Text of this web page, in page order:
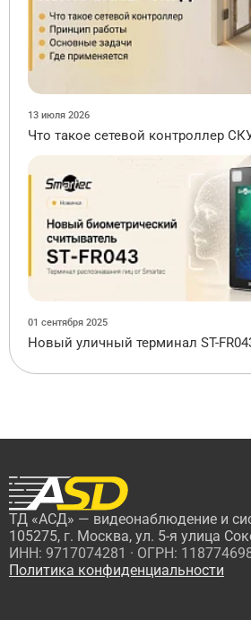
13 июля 2026
Что такое сетевой контроллер
01 сентября 2025
Новый уличный терминал ST-
ТД «АСД» — видеонаблюдение и
105275, г. Москва, ул. 5-я улица
ИНН: 9717074281 · ОГРН:
Политика конфиденциальности